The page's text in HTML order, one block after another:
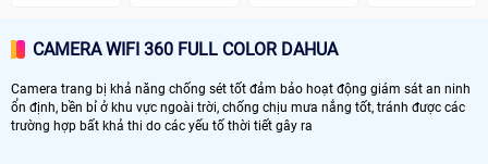
CAMERA WIFI 360 FULL COLOR DAHUA
Camera trang bị khả năng chống sét tốt đảm bảo hoạt động giám sát an ninh
ổn định, bền bỉ ở khu vực ngoài trời, chống chịu mưa nắng tốt, tránh được các
trường hợp bất khả thi do các yếu tố thời tiết gây ra